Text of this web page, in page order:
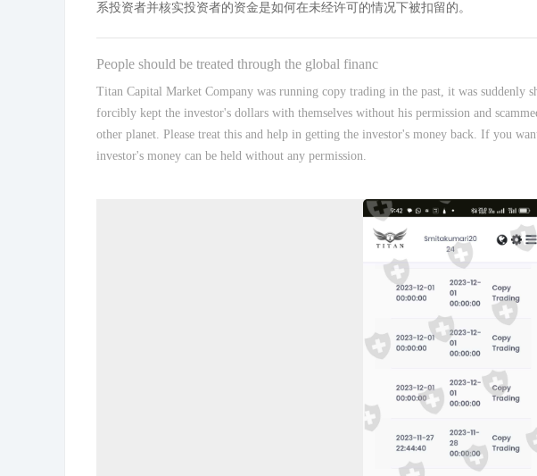
系投资者并核实投资者的资金是如何在未经许可的情况下被扣留的。
People should be treated through the global financ
Titan Capital Market Company was running copy trading in the past, it was suddenly
forcibly kept the investor's dollars with themselves without his permission and
other planet. Please treat this and help in getting the investor's money back. If you
investor's money can be held without any permission.